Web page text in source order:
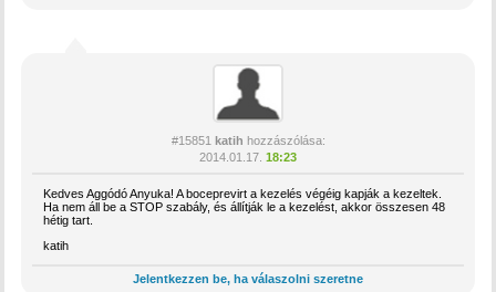
#15851 katih hozzászólása:
2014.01.17. 18:23
Kedves Aggódó Anyuka! A boceprevirt a kezelés végéig kapják a kezeltek.
Ha nem áll be a STOP szabály, és állítják le a kezelést, akkor összesen 48
hétig tart.
katih
Jelentkezzen be, ha válaszolni szeretne